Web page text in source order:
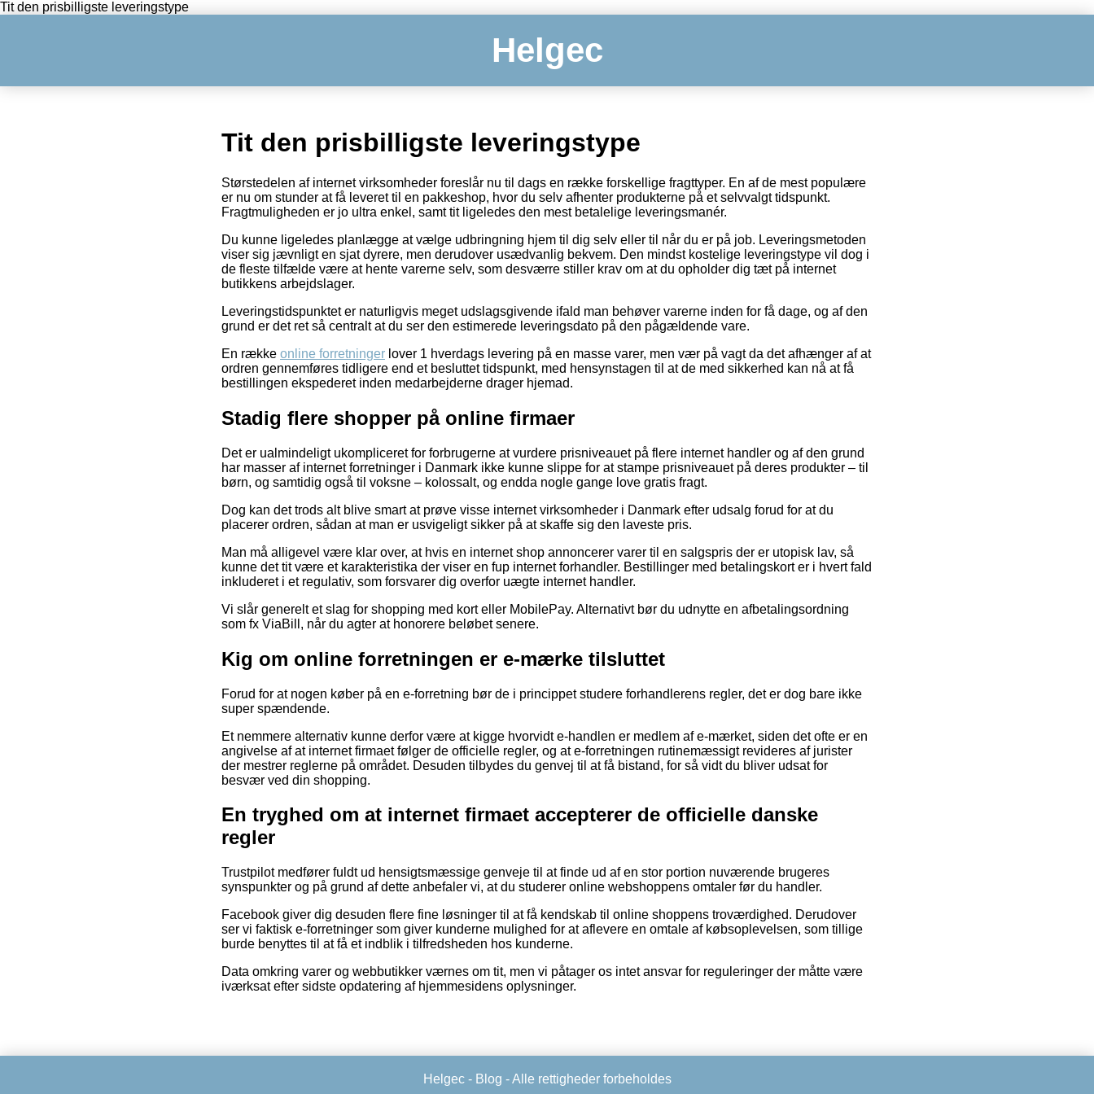
Tit den prisbilligste leveringstype
Helgec
Tit den prisbilligste leveringstype
Størstedelen af internet virksomheder foreslår nu til dags en række forskellige fragttyper. En af de mest populære
er nu om stunder at få leveret til en pakkeshop, hvor du selv afhenter produkterne på et selvvalgt tidspunkt.
Fragtmuligheden er jo ultra enkel, samt tit ligeledes den mest betalelige leveringsmanér.
Du kunne ligeledes planlægge at vælge udbringning hjem til dig selv eller til når du er på job. Leveringsmetoden
viser sig jævnligt en sjat dyrere, men derudover usædvanlig bekvem. Den mindst kostelige leveringstype vil dog i
de fleste tilfælde være at hente varerne selv, som desværre stiller krav om at du opholder dig tæt på internet
butikkens arbejdslager.
Leveringstidspunktet er naturligvis meget udslagsgivende ifald man behøver varerne inden for få dage, og af den
grund er det ret så centralt at du ser den estimerede leveringsdato på den pågældende vare.
En række online forretninger lover 1 hverdags levering på en masse varer, men vær på vagt da det afhænger af at
ordren gennemføres tidligere end et besluttet tidspunkt, med hensynstagen til at de med sikkerhed kan nå at få
bestillingen ekspederet inden medarbejderne drager hjemad.
Stadig flere shopper på online firmaer
Det er ualmindeligt ukompliceret for forbrugerne at vurdere prisniveauet på flere internet handler og af den grund
har masser af internet forretninger i Danmark ikke kunne slippe for at stampe prisniveauet på deres produkter – til
børn, og samtidig også til voksne – kolossalt, og endda nogle gange love gratis fragt.
Dog kan det trods alt blive smart at prøve visse internet virksomheder i Danmark efter udsalg forud for at du
placerer ordren, sådan at man er usvigeligt sikker på at skaffe sig den laveste pris.
Man må alligevel være klar over, at hvis en internet shop annoncerer varer til en salgspris der er utopisk lav, så
kunne det tit være et karakteristika der viser en fup internet forhandler. Bestillinger med betalingskort er i hvert fald
inkluderet i et regulativ, som forsvarer dig overfor uægte internet handler.
Vi slår generelt et slag for shopping med kort eller MobilePay. Alternativt bør du udnytte en afbetalingsordning
som fx ViaBill, når du agter at honorere beløbet senere.
Kig om online forretningen er e-mærke tilsluttet
Forud for at nogen køber på en e-forretning bør de i princippet studere forhandlerens regler, det er dog bare ikke
super spændende.
Et nemmere alternativ kunne derfor være at kigge hvorvidt e-handlen er medlem af e-mærket, siden det ofte er en
angivelse af at internet firmaet følger de officielle regler, og at e-forretningen rutinemæssigt revideres af jurister
der mestrer reglerne på området. Desuden tilbydes du genvej til at få bistand, for så vidt du bliver udsat for
besvær ved din shopping.
En tryghed om at internet firmaet accepterer de officielle danske
regler
Trustpilot medfører fuldt ud hensigtsmæssige genveje til at finde ud af en stor portion nuværende brugeres
synspunkter og på grund af dette anbefaler vi, at du studerer online webshoppens omtaler før du handler.
Facebook giver dig desuden flere fine løsninger til at få kendskab til online shoppens troværdighed. Derudover
ser vi faktisk e-forretninger som giver kunderne mulighed for at aflevere en omtale af købsoplevelsen, som tillige
burde benyttes til at få et indblik i tilfredsheden hos kunderne.
Data omkring varer og webbutikker værnes om tit, men vi påtager os intet ansvar for reguleringer der måtte være
iværksat efter sidste opdatering af hjemmesidens oplysninger.
Helgec - Blog - Alle rettigheder forbeholdes